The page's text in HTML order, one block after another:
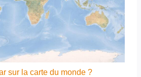
sur la carte du monde ?